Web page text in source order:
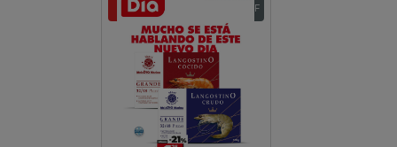
Ver folleto Descargar PDF